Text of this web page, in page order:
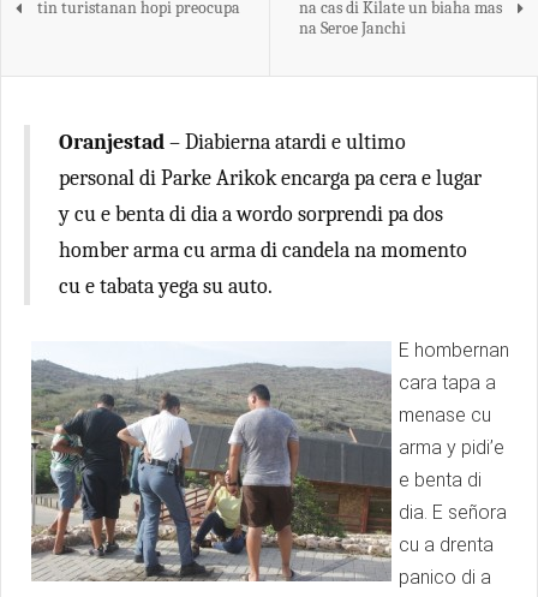
tin turistanan hopi preocupa
na cas di Kilate un biaha mas
na Seroe Janchi
Oranjestad– Diabierna atardi e ultimo
personal di Parke Arikok encarga pa cera e lugar
y cu e benta di dia a wordo sorprendi pa dos
homber arma cu arma di candela na momento
cu e tabata yega su auto.
E hombernan
cara tapa a
menase cu
arma y pidi’e
e benta di
dia. E señora
cu a drenta
panico di a